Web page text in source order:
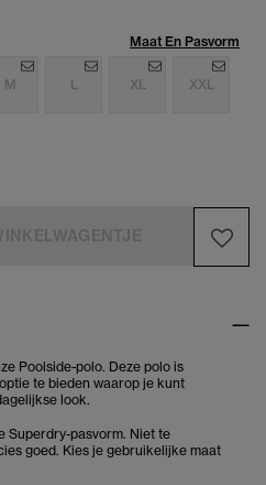
Maat En Pasvorm
M L XL XXL
Poolside-polo. Deze polo is
te bieden waarop je kunt
look.
Superdry-pasvorm. Niet te
goed. Kies je gebruikelijke maat